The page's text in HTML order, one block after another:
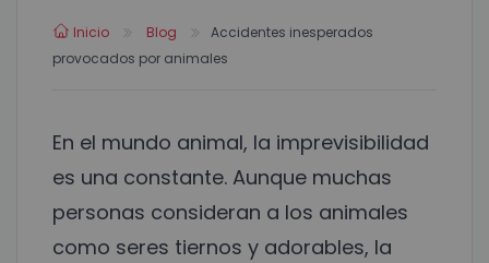
Inicio Blog
Accidentes inesperados
provocados por animales
En el mundo animal, la imprevisibilidad
es una constante. Aunque muchas
personas consideran a los animales
como seres tiernos y adorables, la